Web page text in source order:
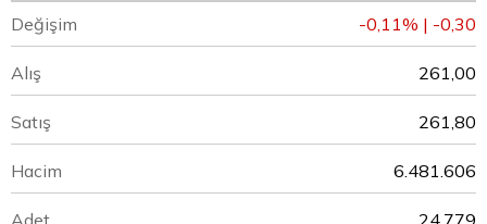
Değişim -0,11% | -0,30
Alış 261,00
Satış 261,80
Hacim 6.481.606
Adet 24.779